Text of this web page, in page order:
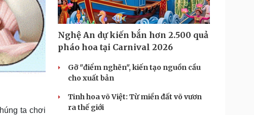
ta chơi
Nghệ An dự kiến bắn hơn 2.500 quả
pháo hoa tại Carnival 2026
Gỡ "điểm nghẽn", kiến tạo nguồn cầu
cho xuất bản
Tinh hoa võ Việt: Từ miền đất võ vươn
ra thế giới